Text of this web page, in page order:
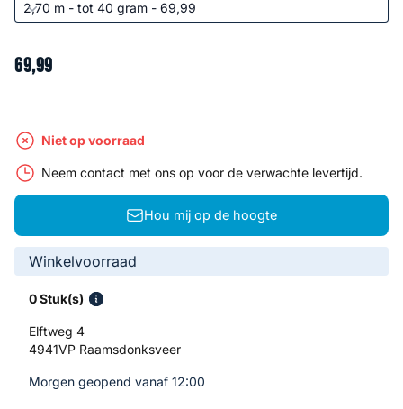
69,99
Niet op voorraad
Neem contact met ons op voor de verwachte levertijd.
Hou mij op de hoogte
Winkelvoorraad
0 Stuk(s)
Elftweg 4
4941VP Raamsdonksveer
Morgen geopend vanaf 12:00